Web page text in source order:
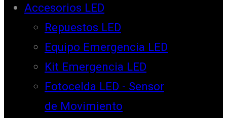
Accesorios LED
Repuestos LED
Equipo Emergencia LED
Kit Emergencia LED
Fotocelda LED - Sensor
de Movimiento